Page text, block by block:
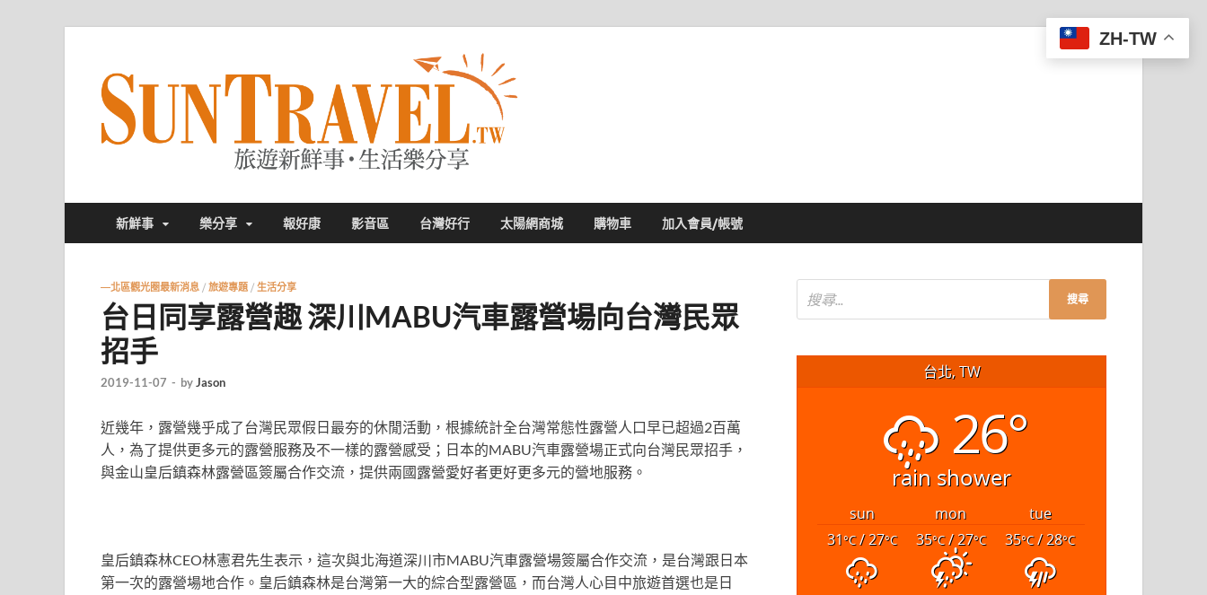
新鮮事 樂分享 報好康 影音區 台灣好行 太陽網商城 購物車 加入會員/帳號
—北區觀光圈最新消息 / 旅遊專題 / 生活分享
台日同享露營趣 深川MABU汽車露營場向台灣民眾
招手
2019-11-07 - byJason
近幾年，露營幾乎成了台灣民眾假日最夯的休閒活動，根據統計全台灣常態性露營人口早已超過2百萬
人，為了提供更多元的露營服務及不一樣的露營感受；日本的MABU汽車露營場正式向台灣民眾招手，
與金山皇后鎮森林露營區簽屬合作交流，提供兩國露營愛好者更好更多元的營地服務。
皇后鎮森林CEO林憲君先生表示，這次與北海道深川市MABU汽車露營場簽屬合作交流，是台灣跟日本
第一次的露營場地合作。皇后鎮森林是台灣第一大的綜合型露營區，而台灣人心目中旅遊首選也是日
台北, TW
26°
rain shower
sun mon
tue
31°C/ 27°C 35°C/ 27°C 35°C/ 28°C
ZH-TW